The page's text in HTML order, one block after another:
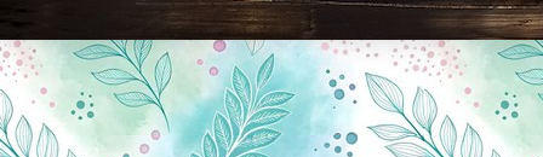
Новини Чернігова, Чернігівські новини, Чернігівський формат, новини Чернігова, події в Чернігові: політика, економіка, аналітика, культура, відеоновини, екологія, спортивний Чернігів, туризм, Чернігів